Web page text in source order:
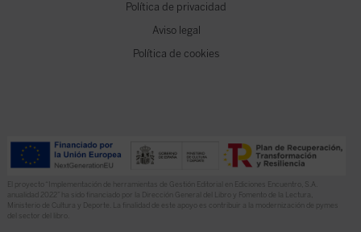
Política de privacidad
Aviso legal
Política de cookies
El proyecto “Implementación de herramientas de Gestión Editorial en Ediciones Encuentro, S.A.
anualidad 2022” ha sido financiado por la Dirección General del Libro y Fomento de la Lectura,
Ministerio de Cultura y Deporte. La finalidad de este apoyo es contribuir a la modernización de pymes
del sector del libro.